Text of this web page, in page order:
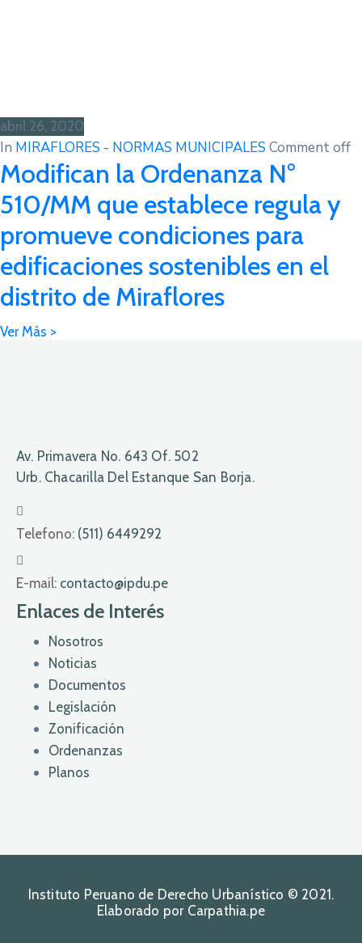
abril 26, 2020
In MIRAFLORES - NORMAS MUNICIPALES Comment off
Modifican la Ordenanza N°
510/MM que establece regula y
promueve condiciones para
edificaciones sostenibles en el
distrito de Miraflores
Av. Primavera No. 643 Of. 502
Urb. Chacarilla Del Estanque San Borja.
Telefono: (511) 6449292
E-mail: contacto@ipdu.pe
Enlaces de Interés
Nosotros
Noticias
Documentos
Legislación
Zonificación
Ordenanzas
Planos
Instituto Peruano de Derecho Urbanístico © 2021.
Elaborado por Carpathia.pe